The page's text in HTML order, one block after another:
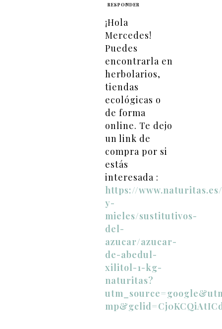
RESPONDER
¡Hola
Mercedes!
Puedes
encontrarla en
herbolarios,
tiendas
ecológicas o
de forma
online. Te dejo
un link de
compra por si
estás
interesada :
https://
y-
mieles/sustitutivos-
del-
azucar/azucar-
de-abedul-
xilitol-1-kg-
naturitas?